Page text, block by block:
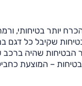
יותר בטיחותי,
הבטיחות שהיה